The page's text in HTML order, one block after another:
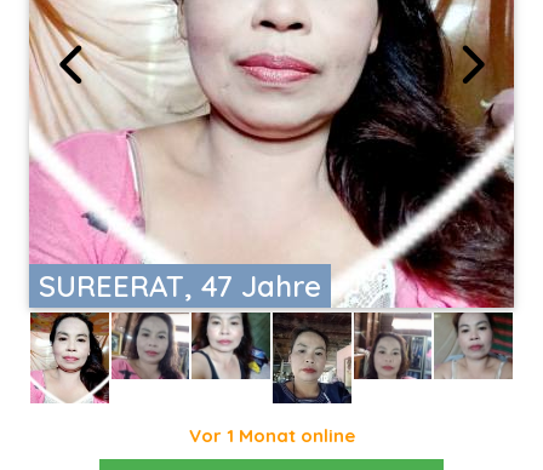
SUREERAT, 47 Jahre
Vor 1 Monat online